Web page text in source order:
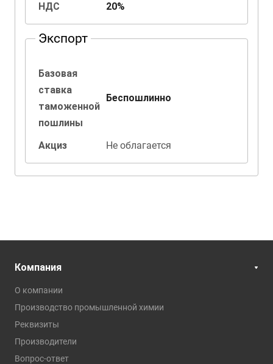
НДС 20%
Экспорт
Базовая
ставка
таможенной
пошлины
Беспошлинно
Акциз Не облагается
Компания
О компании
Производство промышленной химии
Реквизиты
Производители
Вопрос-ответ